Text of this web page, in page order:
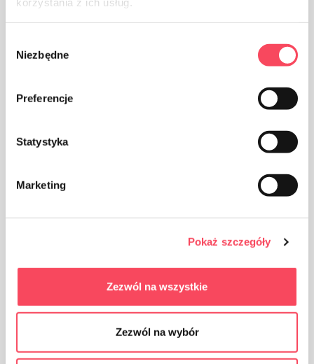
zgody
Niezbędne
Preferencje
Statystyka
Marketing
Pokaż szczegóły
Zezwól na wszystkie
Zezwól na wybór
Das Produkt ist für den Kontakt mit Lebensmitteln
bestimmt, es beeinträchtigt den Geschmack und Geruch
des Gerichts nicht